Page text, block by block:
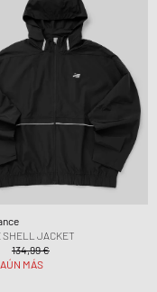
SHELL JACKET
134,99 €
MÁS